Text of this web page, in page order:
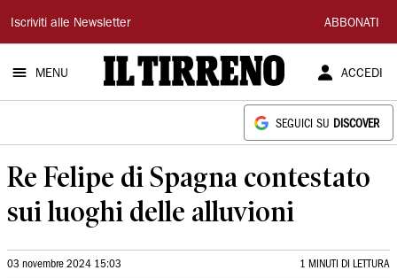
Il
Tirreno
Iscriviti alle Newsletter ABBONATI
MENU ACCEDI
SEGUICI SU DISCOVER
Re Felipe di Spagna contestato
sui luoghi delle alluvioni
03 novembre 2024 15:03 1 MINUTI DI LETTURA